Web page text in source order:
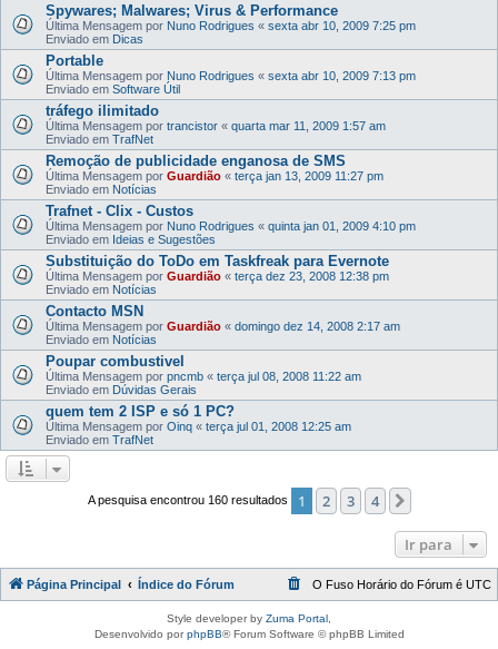
Spywares; Malwares; Virus & Performance
Última Mensagem por Nuno Rodrigues « sexta abr 10, 2009 7:25 pm
Enviado em Dicas
Portable
Última Mensagem por Nuno Rodrigues « sexta abr 10, 2009 7:13 pm
Enviado em Software Útil
tráfego ilimitado
Última Mensagem por trancistor « quarta mar 11, 2009 1:57 am
Enviado em TrafNet
Remoção de publicidade enganosa de SMS
Última Mensagem por Guardião « terça jan 13, 2009 11:27 pm
Enviado em Notícias
Trafnet - Clix - Custos
Última Mensagem por Nuno Rodrigues « quinta jan 01, 2009 4:10 pm
Enviado em Ideias e Sugestões
Substituição do ToDo em Taskfreak para Evernote
Última Mensagem por Guardião « terça dez 23, 2008 12:38 pm
Enviado em Notícias
Contacto MSN
Última Mensagem por Guardião « domingo dez 14, 2008 2:17 am
Enviado em Notícias
Poupar combustivel
Última Mensagem por pncmb « terça jul 08, 2008 11:22 am
Enviado em Dúvidas Gerais
quem tem 2 ISP e só 1 PC?
Última Mensagem por Oinq « terça jul 01, 2008 12:25 am
Enviado em TrafNet
A pesquisa encontrou 160 resultados 1 2 3 4
Ir para
Página Principal Índice do Fórum O Fuso Horário do Fórum é UTC
Style developer by Zuma Portal
Desenvolvido porphpBB® Forum Software © phpBB Limited